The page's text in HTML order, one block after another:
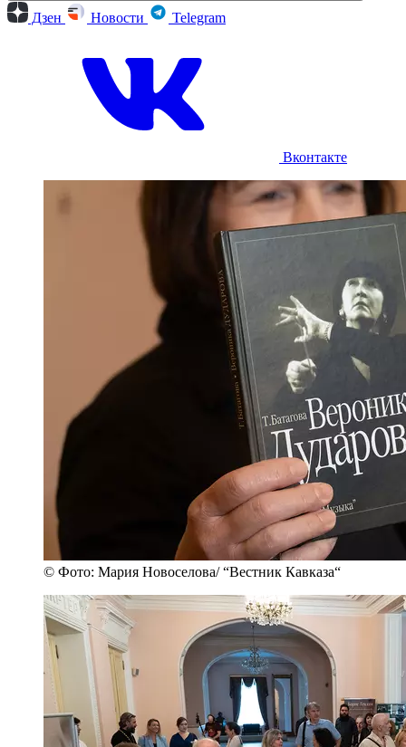
Дзен Новости Telegram
Вконтакте
© Фото: Мария Новоселова/ “Вестник Кавказа“